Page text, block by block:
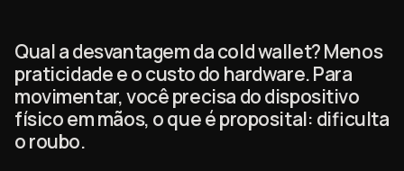
Qual a desvantagem da cold wallet? Menos
praticidade e o custo do hardware. Para
movimentar, você precisa do dispositivo
físico em mãos, o que é proposital: dificulta
o roubo.